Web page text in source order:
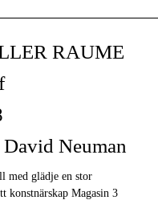
RAUME
David Neuman
med glädje en stor
konstnärskap Magasin 3